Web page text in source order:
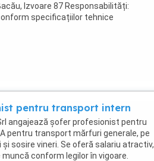
Izvoare 87 Responsabilități:
specificațiilor tehnice
...
pentru transport intern
angajează șofer profesionist pentru
pentru transport mărfuri generale, pe
sosire vineri. Se oferă salariu atractiv,
conform legilor în vigoare.